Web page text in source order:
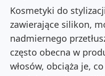
Kosmetyki do
zawierające silikon,
nadmiernego
często obecna w
włosów, obciąża je,